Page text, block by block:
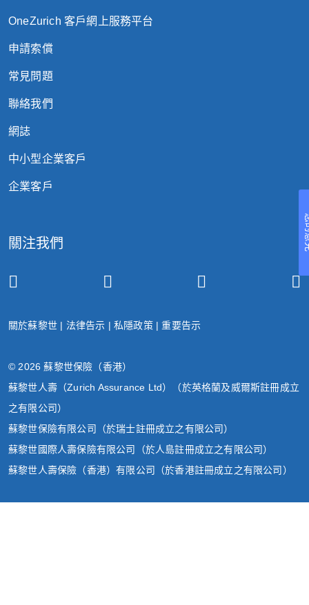
OneZurich 客戶網上服務平台
申請索償
常見問題
聯絡我們
網誌
中小型企業客戶
企業客戶
關注我們
關於蘇黎世 | 法律告示 |私隱政策|重要告示
© 2026 蘇黎世保險（香港）
蘇黎世人壽（Zurich Assurance Ltd）（於英格蘭及威爾斯註冊成立
之有限公司）
蘇黎世保險有限公司（於瑞士註冊成立之有限公司）
蘇黎世國際人壽保險有限公司（於人島註冊成立之有限公司）
蘇黎世人壽保險（香港）有限公司（於香港註冊成立之有限公司）